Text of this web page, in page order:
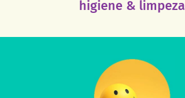
higiene & limpeza